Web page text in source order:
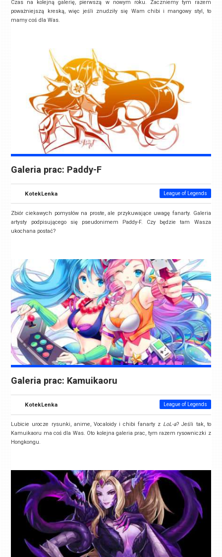
Czas na kolejną galerię, pierwszą w nowym roku. Zaczniemy tym razem
poważniejszą kreską, więc jeśli znudziły się Wam chibi i mangowy styl, to
mamy coś dla Was.
Galeria prac: Paddy-F
KotekLenka League of Legends
Zbiór ciekawych pomysłów na proste, ale przykuwające uwagę fanarty. Galeria
artysty podpisującego się pseudonimem Paddy-F. Czy będzie tam Wasza
ukochana postać?
Galeria prac: Kamuikaoru
KotekLenka League of Legends
Lubicie urocze rysunki, anime, Vocaloidy i chibi fanarty z LoL-a? Jeśli tak, to
Kamuikaoru ma coś dla Was. Oto kolejna galeria prac, tym razem rysowniczki z
Hongkongu.